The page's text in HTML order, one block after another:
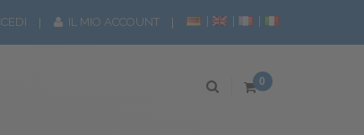
IL MIO ACCOUNT
0